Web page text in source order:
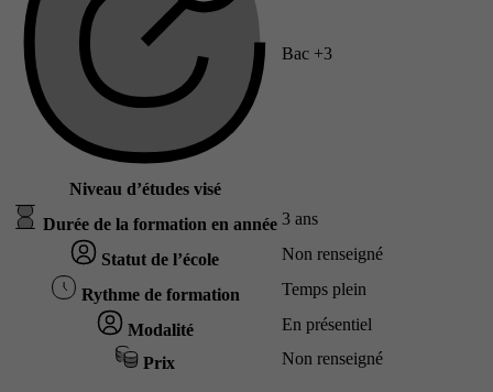
Niveau d’études visé
Bac +3
Durée de la formation en année 3 ans
Statut de l’école Non renseigné
Rythme de formation Temps plein
Modalité En présentiel
Prix Non renseigné